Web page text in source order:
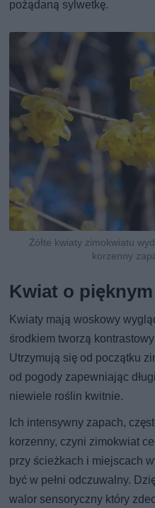
pożądaną sylwetkę.
Żółte kwiaty zimokwiatu
korzenny
Kwiat o
Kwiaty mają woskowy
środkiem tworzą
Utrzymują się od początku
od pogody zapewniając
niewiele roślin kwitnie.
Ich intensywny zapach,
korzenny, czyni zimokwiat
przy ścieżkach i miejscach
być w pełni odczuwalny.
walor sensoryczny który